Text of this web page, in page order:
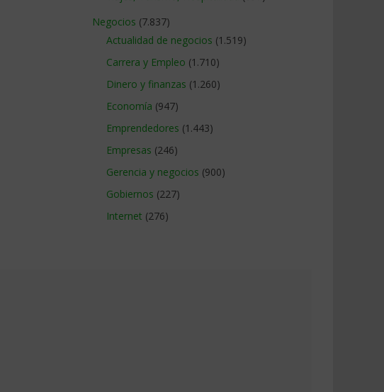
Negocios (7.837)
Actualidad de negocios (1.519)
Carrera y Empleo (1.710)
Dinero y finanzas (1.260)
Economía (947)
Emprendedores (1.443)
Empresas (246)
Gerencia y negocios (900)
Gobiernos (227)
Internet (276)